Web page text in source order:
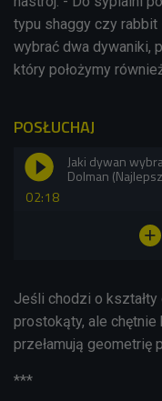
typu shaggy czy rabbit
wybrać dwa dywaniki,
który położymy
POSŁUCHAJ
02:18
Jaki dywan
Dolman
Jeśli chodzi o
prostokąty, ale chętnie
przełamują geometrię
***